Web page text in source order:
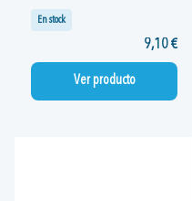
En stock
9,10 €
Ver producto